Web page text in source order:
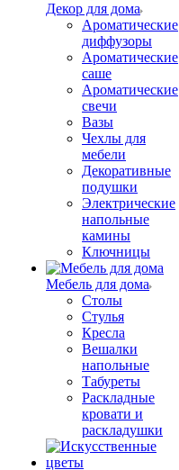
Декор для дома
Ароматические
диффузоры
Ароматические
саше
Ароматические
свечи
Вазы
Чехлы для
мебели
Декоративные
подушки
Электрические
напольные
камины
Ключницы
Мебель для дома
Столы
Стулья
Кресла
Вешалки
напольные
Табуреты
Раскладные
кровати и
раскладушки